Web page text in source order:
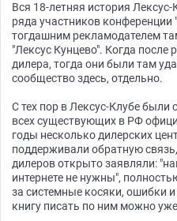
Вся 18-летняя история
ряда участников конференции
тогдашним рекламодателем
"Лексус Кунцево". Когда после
дилера, тогда они были там
сообщество здесь, отдельно.
С тех пор в Лексус-Клубе
всех существующих в РФ
годы несколько дилерских
поддерживали обратную
дилеров открыто заявляли:
интернете не нужны",
за системные косяки, ошибки
книгу писать по ним можно